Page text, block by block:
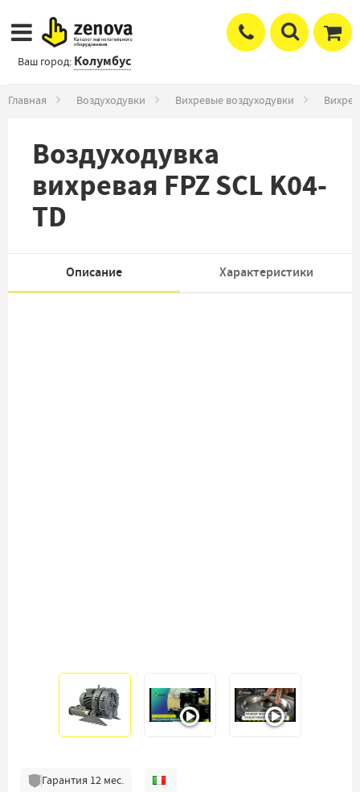
Ваш город: Колумбус
Главная Воздуходувки Вихревые воздуходувки
Воздуходувка
вихревая FPZ SCL K04-
TD
Описание Характеристики
Гарантия 12мес.